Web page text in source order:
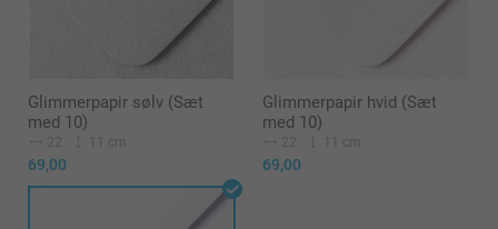
Glimmerpapir sølv (Sæt
med 10)
22 11 cm
69,00
Glimmerpapir hvid (Sæt
med 10)
22 11 cm
69,00